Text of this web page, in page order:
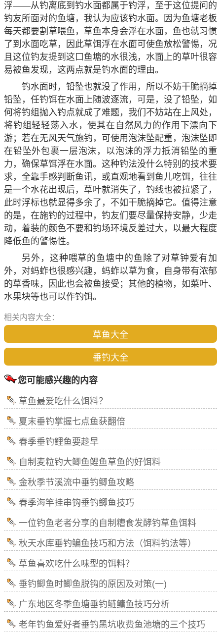
浮——从钓离底到钓水面都属于钓浮，至于这位提问的
钓友所面对的鱼塘，我认为应该钓水面。因为鱼塘老板
每天都要割草喂鱼，草鱼本身会浮在水面，鱼也就习惯
了到水面吃草，因此草饵浮在水面可使鱼放松警惕，况
且这位钓友提到这口鱼塘的水很浅，水面上的草叶很容
易被鱼发现，这两点就是钓水面的理由。
钓水面时，铅坠也就没了作用，所以不妨干脆摘掉
铅坠，任钓饵在水面上随波逐流，可是，没了铅坠，如
何将钓组抛入钓点就成了难题，我们不妨站在上风处，
将钓组轻轻荡入水，使其在自然风力的作用下漂向下
游；若在无风天气施钓，可使用泡沫坠配重，泡沫坠即
在铅坠外包裹一层泡沫，以泡沫的浮力抵消铅坠的重
力，确保草饵浮在水面。这种钓法没什么特别的技术要
求，全靠手感判断鱼讯，或直观地看到鱼儿吃饵，往往
是一个水花出现后，草叶就消失了，钓线也被拉紧了，
此时浮标也就显得多余了，不如干脆摘掉它。值得注意
的是，在施钓的过程中，钓友们要尽量保持安静，少走
动，着装的颜色不要和钓场环境反差过大，以最大程度
降低鱼的警惕性。
另外，这种喂草的鱼塘中的鱼除了对草钟爱有加
外，对蚂蚱也很感兴趣，蚂蚱以草为食，自身带有浓郁
的草香味，因此也会被鱼接受；其他的植物，如菜叶、
水果块等也可以作钓饵。
相关内容大全：
草鱼大全
垂钓大全
您可能感兴趣的内容
草鱼最爱吃什么饵料？
夏末垂钓掌握七点鱼获翻倍
春季垂钓鲤鱼要趁早
自制麦粒钓大鲫鱼鲤鱼草鱼的好饵料
金秋季节溪流中垂钓鲫鱼攻略
春季海竿挂串钩垂钓鲫鱼技巧
一位钓鱼老者分享的自制糟食发酵钓草鱼饵料
秋天水库垂钓鳊鱼技巧和方法（饵料钓法等）
草鱼喜欢吃什么味型的饵料？
垂钓鲫鱼时鲫鱼脱钩的原因及对策(一)
广东地区冬季鱼塘垂钓鲢鳙鱼技巧分析
老年钓鱼爱好者垂钓黑坑收费鱼池塘的三个技巧